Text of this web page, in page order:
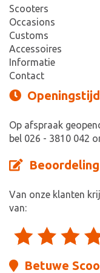
Scooters
Occasions
Customs
Accessoires
Informatie
Contact
Op afspraak
bel 026 - 3810 042
Beoordeling
Van onze klanten
van:
Betuwe